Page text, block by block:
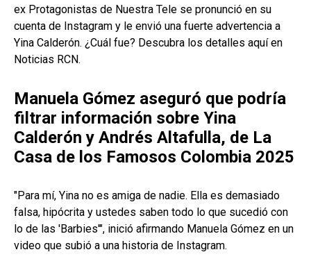
ex Protagonistas de Nuestra Tele se pronunció en su
cuenta de Instagram y le envió una fuerte advertencia a
Yina Calderón. ¿Cuál fue? Descubra los detalles aquí en
Noticias RCN.
Manuela Gómez aseguró que podría
filtrar información sobre Yina
Calderón y Andrés Altafulla, de La
Casa de los Famosos Colombia 2025
"Para mí, Yina no es amiga de nadie. Ella es demasiado
falsa, hipócrita y ustedes saben todo lo que sucedió con
lo de las 'Barbies'", inició afirmando Manuela Gómez en un
video que subió a una historia de Instagram.